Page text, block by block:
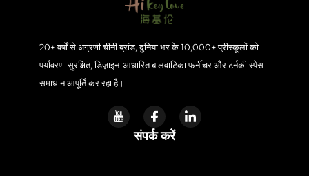
Contact Us
20+ वर्षों से अग्रणी चीनी ब्रांड, दुनिया भर के 10,000+ प्रीस्कूलों को
पर्यावरण-सुरक्षित, डिज़ाइन-आधारित बालवाटिका फर्नीचर और टर्नकी स्पेस
समाधान आपूर्ति कर रहा है।
संपर्क करें